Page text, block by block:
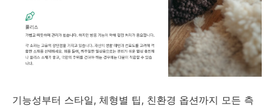
기능성부터 스타일, 체형별 팁, 친환경 옵션까지 모든 측